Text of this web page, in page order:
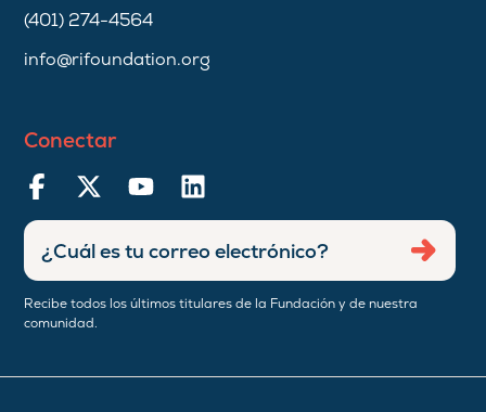
(401) 274-4564
info@rifoundation.org
Conectar
Recibe todos los últimos titulares de la Fundación y de nuestra
comunidad.
Ingresar
dirección
de
correo
Enviar